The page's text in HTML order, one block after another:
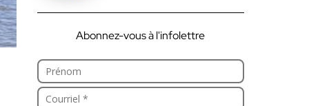
Abonnez-vous à l'infolettre